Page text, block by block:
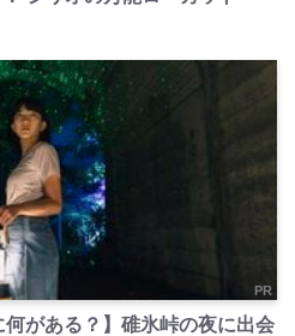
PR
何がある？】碓氷峠の夜に出会